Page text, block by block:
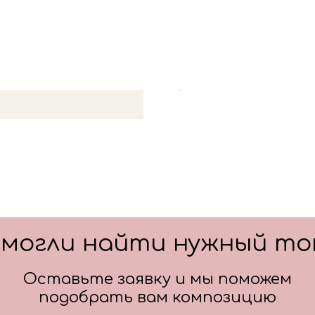
найти нужный
Оставьте заявку и мы поможем
подобрать вам композицию